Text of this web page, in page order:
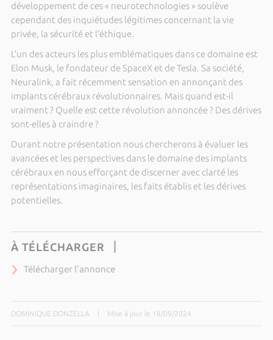
développement de ces « neurotechnologies » soulève
cependant des inquiétudes légitimes concernant la vie
privée, la sécurité et l’éthique.
L’un des acteurs les plus emblématiques dans ce domaine est
Elon Musk, le fondateur de SpaceX et de Tesla. Sa société,
Neuralink, a fait récemment sensation en annonçant des
implants cérébraux révolutionnaires. Mais quand est-il
vraiment ? Quelle est cette révolution annoncée ? Des dérives
sont-elles à craindre ?
Durant notre présentation nous chercherons à évaluer les
avancées et les perspectives dans le domaine des implants
cérébraux en nous efforçant de discerner avec clarté les
représentations imaginaires, les faits établis et les dérives
potentielles.
À TÉLÉCHARGER
Télécharger l'annonce
DOMINIQUE DONZELLA Mise à jour le 18/09/2024